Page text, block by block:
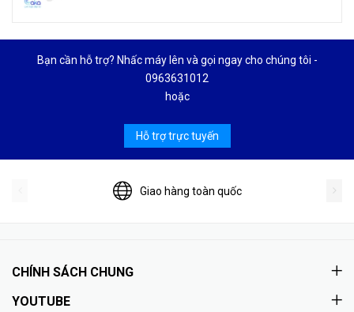
Bạn cần hỗ trợ? Nhấc máy lên và gọi ngay cho chúng tôi -
0963631012
hoặc
Hỗ trợ trực tuyến
Giao hàng toàn quốc
CHÍNH SÁCH CHUNG
YOUTUBE